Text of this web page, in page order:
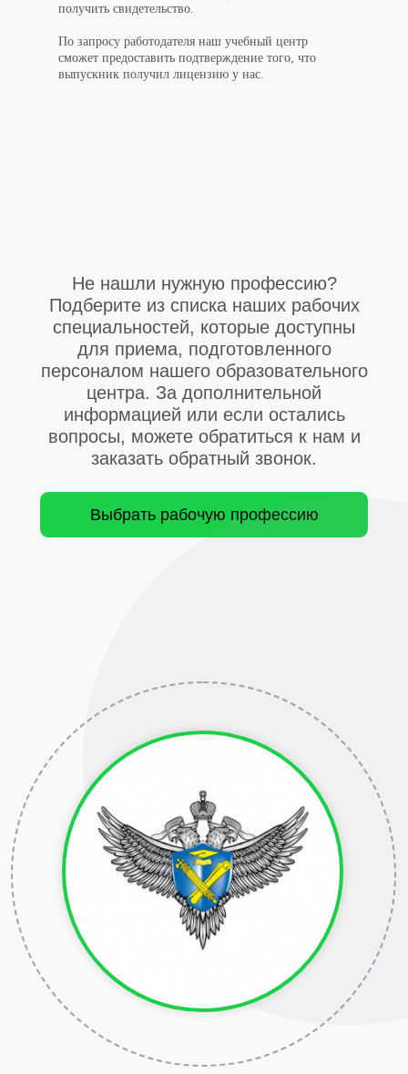
получить свидетельство.
По запросу работодателя наш учебный центр
сможет предоставить подтверждение того, что
выпускник получил лицензию у нас.
Не нашли нужную профессию?
Подберите из списка наших рабочих
специальностей, которые доступны
для приема, подготовленного
персоналом нашего образовательного
центра. За дополнительной
информацией или если остались
вопросы, можете обратиться к нам и
заказать обратный звонок.
Выбрать рабочую профессию